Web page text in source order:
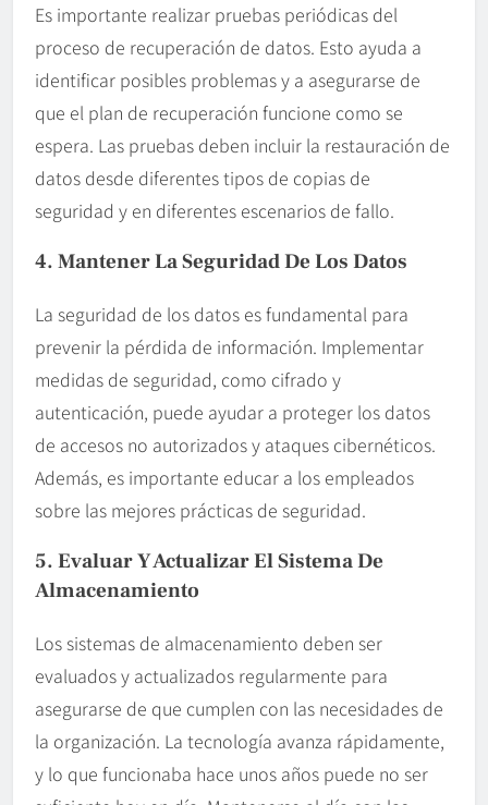
Es importante realizar pruebas periódicas del
proceso de recuperación de datos. Esto ayuda a
identificar posibles problemas y a asegurarse de
que el plan de recuperación funcione como se
espera. Las pruebas deben incluir la restauración de
datos desde diferentes tipos de copias de
seguridad y en diferentes escenarios de fallo.
4. Mantener La Seguridad De Los Datos
La seguridad de los datos es fundamental para
prevenir la pérdida de información. Implementar
medidas de seguridad, como cifrado y
autenticación, puede ayudar a proteger los datos
de accesos no autorizados y ataques cibernéticos.
Además, es importante educar a los empleados
sobre las mejores prácticas de seguridad.
5. Evaluar Y Actualizar El Sistema De
Almacenamiento
Los sistemas de almacenamiento deben ser
evaluados y actualizados regularmente para
asegurarse de que cumplen con las necesidades de
la organización. La tecnología avanza rápidamente,
y lo que funcionaba hace unos años puede no ser